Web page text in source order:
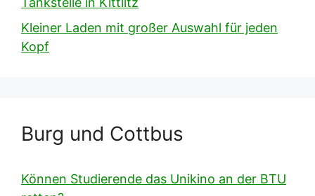
Kleiner Laden mit großer Auswahl für jeden
Kopf
Burg und Cottbus
Können Studierende das Unikino an der BTU